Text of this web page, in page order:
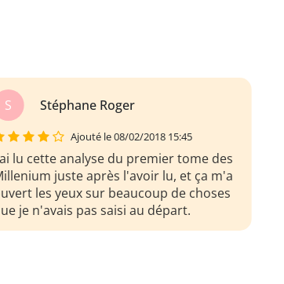
S Stéphane Roger
Ajouté le 08/02/2018 15:45
lu cette analyse du premier tome des
juste après l'avoir lu, et ça m'a
les yeux sur beaucoup de choses
je n'avais pas saisi au départ.